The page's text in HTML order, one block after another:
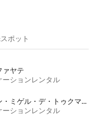
ポット
ァヤテ
ーションレンタル
サン・ミゲル・デ・トゥクマン
ーションレンタル